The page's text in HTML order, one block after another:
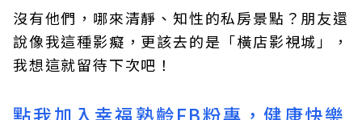
沒有他們，哪來清靜、知性的私房景點？朋友還
說像我這種影癡，更該去的是「橫店影視城」，
我想這就留待下次吧！
點我加入幸福熟齡FB粉專，健康快樂